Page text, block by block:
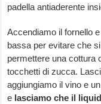
padella antiaderente
Accendiamo il fornello
bassa per evitare che
permettere una cottura
tocchetti di zucca.
aggiungiamo il vino e
e lasciamo che il